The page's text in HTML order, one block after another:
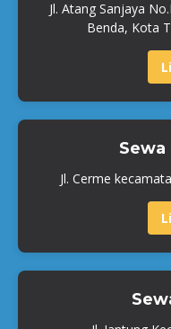
Jl. Atang Sanjaya
Benda, Kota
Sewa
Jl. Cerme